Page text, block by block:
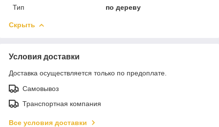
Тип
по дереву
Скрыть
Условия доставки
Доставка осуществляется только по предоплате.
Самовывоз
Транспортная компания
Все условия доставки